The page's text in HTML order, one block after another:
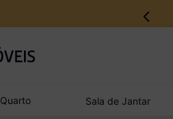
Quarto Sala de Jantar